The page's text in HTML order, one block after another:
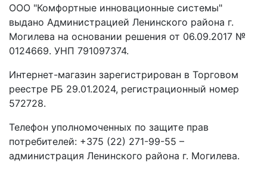
ООО "Комфортные инновационные системы"
выдано Администрацией Ленинского района г.
Могилева на основании решения от 06.09.2017 №
0124669. УНП 791097374.
Интернет-магазин зарегистрирован в Торговом
реестре РБ 29.01.2024, регистрационный номер
572728.
Телефон уполномоченных по защите прав
потребителей: +375 (22) 271-99-55 –
администрация Ленинского района г. Могилева.